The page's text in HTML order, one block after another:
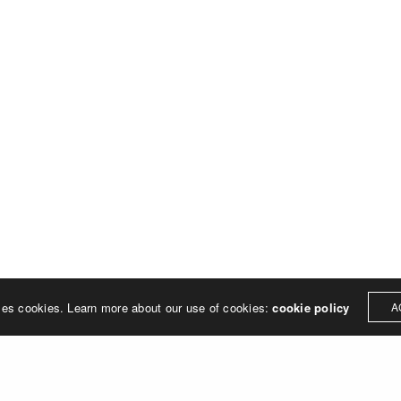
cookies. Learn more about our use of cookies:cookie policy